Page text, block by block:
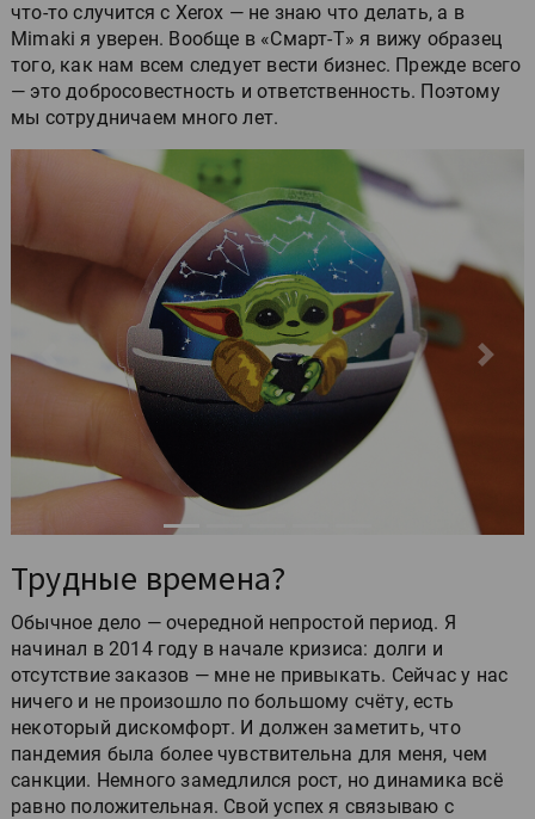
что-то случится с Xerox — не знаю что делать, а в
Mimaki я уверен. Вообще в «Смарт-Т» я вижу образец
того, как нам всем следует вести бизнес. Прежде всего
— это добросовестность и ответственность. Поэтому
мы сотрудничаем много лет.
Пред. След.
Трудные времена?
Обычное дело — очередной непростой период. Я
начинал в 2014 году в начале кризиса: долги и
отсутствие заказов — мне не привыкать. Сейчас у нас
ничего и не произошло по большому счёту, есть
некоторый дискомфорт. И должен заметить, что
пандемия была более чувствительна для меня, чем
санкции. Немного замедлился рост, но динамика всё
равно положительная. Свой успех я связываю с